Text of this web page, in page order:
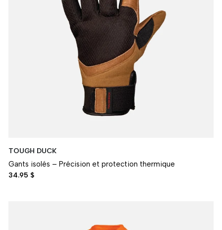
TOUGH DUCK
Gants isolés – Précision et protection thermique
34.95 $